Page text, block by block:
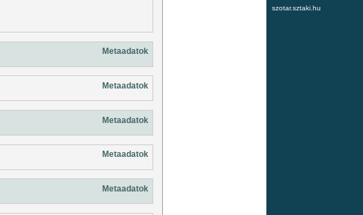
szotar.sztaki.hu
Metaadatok
Metaadatok
Metaadatok
Metaadatok
Metaadatok